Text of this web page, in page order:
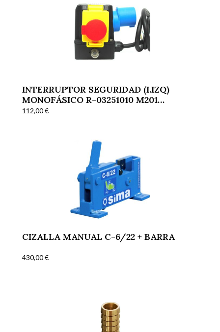
INTERRUPTOR SEGURIDAD (I.IZQ)
MONOFÁSICO R-03251010 M201
CORTADORAS
112,00€
CIZALLA MANUAL C-6/22 + BARRA
430,00€